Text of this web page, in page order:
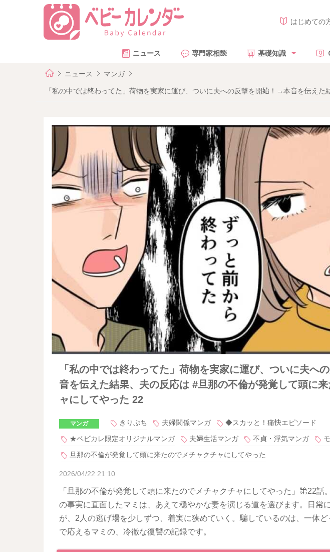
はじめての
ニュース 専門家相談 基礎知識
ニュース マンガ
「私の中では終わってた」荷物を実家に運び、ついに夫への反撃を開始！→本音を伝え
「私の中では終わってた」荷物を実家に運び、ついに夫へ
音を伝えた結果、夫の反応は #旦那の不倫が発覚して頭に
ャにしてやった 22
マンガ きりぷち 夫婦関係マンガ
◆スカッと！痛快エピソード
★ベビカレ限定オリジナルマンガ
夫婦生活マンガ 不貞・浮気マンガ
旦那の不倫が発覚して頭に来たのでメチャクチャにしてやった
2026/04/22 21:10
「旦那の不倫が発覚して頭に来たのでメチャクチャにしてやった」第22話
の事実に直面したマミは、あえて穏やかな妻を演じる道を選びます。日常
が、2人の逃げ場を少しずつ、着実に狭めていく。騙しているのは、一体
で応えるマミの、冷徹な復讐の記録です。